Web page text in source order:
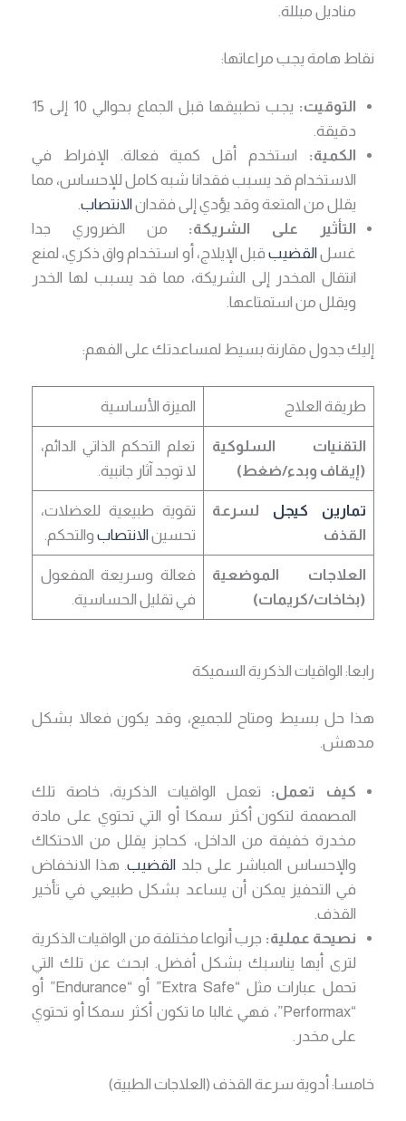
مناديل مبللة.
نقاط هامة يجب مراعاتها:
التوقيت:
يجب تطبيقها قبل الجماع بحوالي 10 إلى 15
دقيقة.
الكمية: استخدم أقل كمية فعالة. الإفراط في
الاستخدام قد يسبب فقدانا شبه كامل للإحساس، مما
يقلل من المتعة وقد يؤدي إلى فقدانالانتصاب
التأثير على الشريكة: من الضروري جدا
غسلالقضيب قبل الإيلاج، أو استخدام واق ذكري، لمنع
انتقال المخدر إلى الشريكة، مما قد يسبب لها الخدر
ويقلل من استمتاعها.
إليك جدول مقارنة بسيط لمساعدتك على الفهم:
طريقة العلاج الميزة الأساسية
التقنيات السلوكية
(إيقاف وبدء/ضغط)
تعلم التحكم الذاتي الدائم،
لا توجد آثار جانبية.
تمارين كيجل لسرعة
القذف
تقوية طبيعية للعضلات،
تحسين الانتصاب والتحكم.
العلاجات الموضعية
(بخاخات/كريمات)
فعالة وسريعة المفعول
في تقليل الحساسية.
رابعا: الواقيات الذكرية السميكة
هذا حل بسيط ومتاح للجميع، وقد يكون فعالا بشكل
مدهش.
كيف تعمل: تعمل الواقيات الذكرية، خاصة تلك
المصممة لتكون أكثر سمكا أو التي تحتوي على مادة
مخدرة خفيفة من الداخل، كحاجز يقلل من الاحتكاك
والإحساس المباشر على جلد القضيب. هذا الانخفاض
في التحفيز يمكن أن يساعد بشكل طبيعي في تأخير
القذف.
نصيحة عملية: جرب أنواعا مختلفة من الواقيات الذكرية
لترى أيها يناسبك بشكل أفضل. ابحث عن تلك التي
تحمل عبارات مثل “Extra Safe” أو “Endurance” أو
“Performax”، فهي غالبا ما تكون أكثر سمكا أو تحتوي
على مخدر.
خامسا: أدوية سرعة القذف (العلاجات الطبية)